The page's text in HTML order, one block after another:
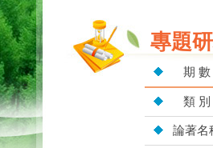
專題
期 數
類 別
論著名